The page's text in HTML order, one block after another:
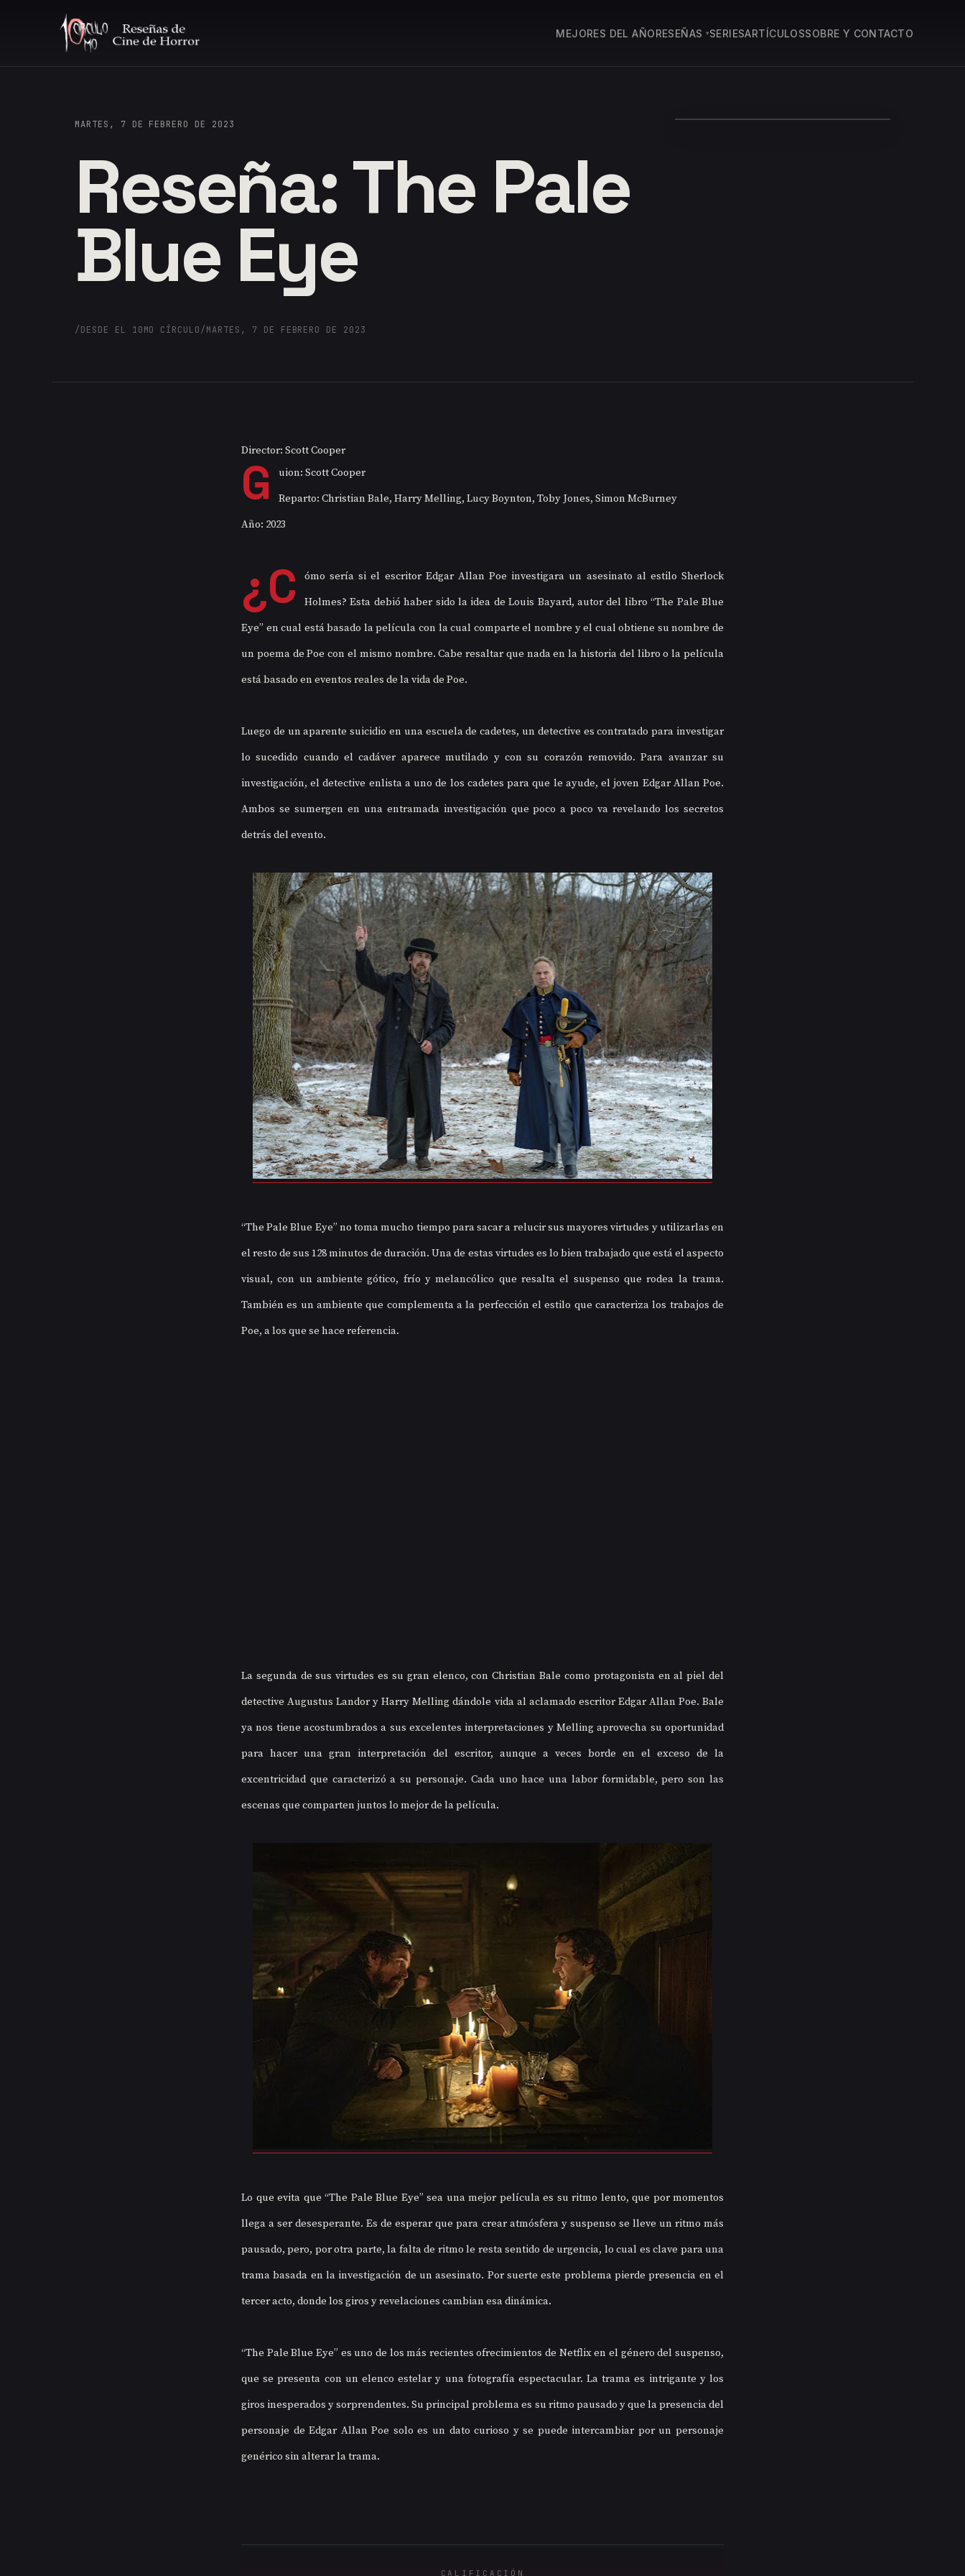
MEJORES DEL AÑORESEÑAS SERIESARTÍCULOSSOBRE Y CONTACTO
MARTES, 7 DE FEBRERO DE 2023
Reseña: The Pale
Blue Eye
/DESDE EL 10MO CÍRCULO/MARTES, 7 DE FEBRERO DE 2023
Director: Scott Cooper
G
uion: Scott Cooper
Reparto: Christian Bale, Harry Melling, Lucy Boynton, Toby Jones, Simon McBurney
Año: 2023
¿C
ómo sería si el escritor Edgar Allan Poe investigara un asesinato al estilo Sherlock
Holmes? Esta debió haber sido la idea de Louis Bayard, autor del libro “The Pale Blue
Eye” en cual está basado la película con la cual comparte el nombre y el cual obtiene su nombre de
un poema de Poe con el mismo nombre. Cabe resaltar que nada en la historia del libro o la película
está basado en eventos reales de la vida de Poe.
Luego de un aparente suicidio en una escuela de cadetes, un detective es contratado para investigar
lo sucedido cuando el cadáver aparece mutilado y con su corazón removido. Para avanzar su
investigación, el detective enlista a uno de los cadetes para que le ayude, el joven Edgar Allan Poe.
Ambos se sumergen en una entramada investigación que poco a poco va revelando los secretos
detrás del evento.
“The Pale Blue Eye” no toma mucho tiempo para sacar a relucir sus mayores virtudes y utilizarlas en
el resto de sus 128 minutos de duración. Una de estas virtudes es lo bien trabajado que está el aspecto
visual, con un ambiente gótico, frío y melancólico que resalta el suspenso que rodea la trama.
También es un ambiente que complementa a la perfección el estilo que caracteriza los trabajos de
Poe, a los que se hace referencia.
La segunda de sus virtudes es su gran elenco, con Christian Bale como protagonista en al piel del
detective Augustus Landor y Harry Melling dándole vida al aclamado escritor Edgar Allan Poe. Bale
ya nos tiene acostumbrados a sus excelentes interpretaciones y Melling aprovecha su oportunidad
para hacer una gran interpretación del escritor, aunque a veces borde en el exceso de la
excentricidad que caracterizó a su personaje. Cada uno hace una labor formidable, pero son las
escenas que comparten juntos lo mejor de la película.
Lo que evita que “The Pale Blue Eye” sea una mejor película es su ritmo lento, que por momentos
llega a ser desesperante. Es de esperar que para crear atmósfera y suspenso se lleve un ritmo más
pausado, pero, por otra parte, la falta de ritmo le resta sentido de urgencia, lo cual es clave para una
trama basada en la investigación de un asesinato. Por suerte este problema pierde presencia en el
tercer acto, donde los giros y revelaciones cambian esa dinámica.
“The Pale Blue Eye” es uno de los más recientes ofrecimientos de Netflix en el género del suspenso,
que se presenta con un elenco estelar y una fotografía espectacular. La trama es intrigante y los
giros inesperados y sorprendentes. Su principal problema es su ritmo pausado y que la presencia del
personaje de Edgar Allan Poe solo es un dato curioso y se puede intercambiar por un personaje
genérico sin alterar la trama.
CALIFICACIÓN